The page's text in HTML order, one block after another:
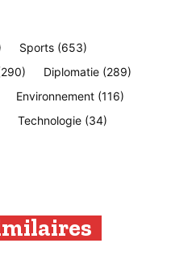
Sports (653)
Diplomatie (289)
Environnement (116)
Technologie (34)